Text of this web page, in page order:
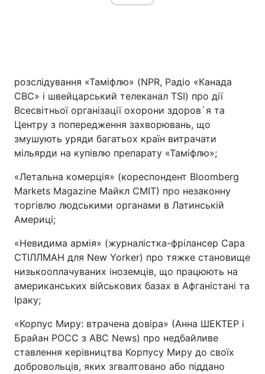
розслідування «Таміфлю» (NPR, Радіо «Канада
CBC» і швейцарський телеканал TSI) про дії
Всесвітньої організації охорони здоров`я та
Центру з попередження захворювань, що
змушують уряди багатьох країн витрачати
мільярди на купівлю препарату «Таміфлю»;
«Летальна комерція» (кореспондент Bloomberg
Markets Magazine Майкл СМІТ) про незаконну
торгівлю людськими органами в Латинській
Америці;
«Невидима армія» (журналістка-фрілансер Сара
СТІЛЛМАН для New Yorker) про тяжке становище
низькооплачуваних іноземців, що працюють на
американських військових базах в Афганістані та
Іраку;
«Корпус Миру: втрачена довіра» (Анна ШЕКТЕР і
Брайан РОСС з ABC News) про недбайливе
ставлення керівництва Корпусу Миру до своїх
добровольців, яких згвалтовано або піддано